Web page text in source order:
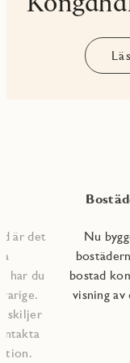
är det
har du
skiljer
Nu
bostad
visning